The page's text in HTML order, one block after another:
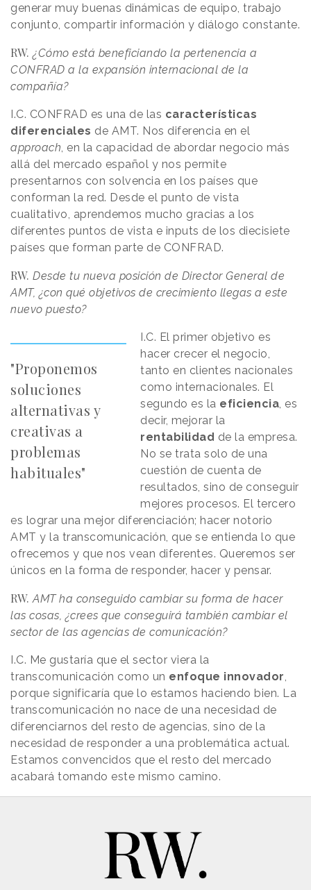
generar muy buenas dinámicas de equipo, trabajo
conjunto, compartir información y diálogo constante.
RW. ¿Cómo está beneficiando la pertenencia a
CONFRAD a la expansión internacional de la
compañía?
I.C. CONFRAD es una de las características
diferenciales de AMT. Nos diferencia en el
approach , en la capacidad de abordar negocio más
allá del mercado español y nos permite
presentarnos con solvencia en los países que
conforman la red. Desde el punto de vista
cualitativo, aprendemos mucho gracias a los
diferentes puntos de vista e inputs de los diecisiete
países que forman parte de CONFRAD.
RW. Desde tu nueva posición de Director General de
AMT, ¿con qué objetivos de crecimiento llegas a este
nuevo puesto?
"Proponemos
soluciones
alternativas y
creativas a
problemas
habituales"
I.C. El primer objetivo es
hacer crecer el negocio,
tanto en clientes nacionales
como internacionales. El
segundo es la eficiencia , es
decir, mejorar la
rentabilidad de la empresa.
No se trata solo de una
cuestión de cuenta de
resultados, sino de conseguir
mejores procesos. El tercero
es lograr una mejor diferenciación; hacer notorio
AMT y la transcomunicación, que se entienda lo que
ofrecemos y que nos vean diferentes. Queremos ser
únicos en la forma de responder, hacer y pensar.
RW. AMT ha conseguido cambiar su forma de hacer
las cosas, ¿crees que conseguirá también cambiar el
sector de las agencias de comunicación?
I.C. Me gustaría que el sector viera la
transcomunicación como un enfoque innovador
porque significaría que lo estamos haciendo bien. La
transcomunicación no nace de una necesidad de
diferenciarnos del resto de agencias, sino de la
necesidad de responder a una problemática actual.
Estamos convencidos que el resto del mercado
acabará tomando este mismo camino.